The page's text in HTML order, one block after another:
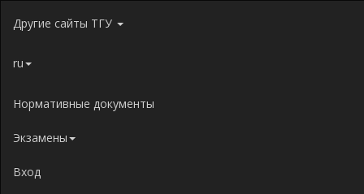
Другие сайты ТГУ
ru
Нормативные документы
Экзамены
Вход